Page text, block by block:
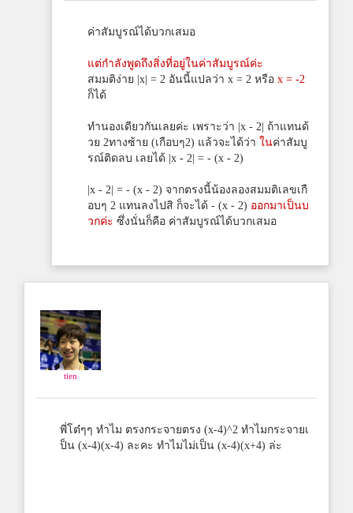
ค่าสัมบูรณ์ได้บวกเสมอ
แต่กำลังพูดถึงสิ่งที่อยู่ในค่าสัมบูรณ์ค่ะ
สมมติง่าย |x| = 2 อันนี้แปลว่า x = 2 หรือ x = -2
ก็ได้
ทำนองเดียวกันเลยค่ะ เพราะว่า |x - 2| ถ้าแทนด้
วย 2ทางซ้าย (เกือบๆ2) แล้วจะได้ว่า ในค่าสัมบู
รณ์ติดลบ เลยได้ |x - 2| = - (x - 2)
|x - 2| = - (x - 2) จากตรงนี้น้องลองสมมติเลขเกื
อบๆ 2 แทนลงไปสิ ก็จะได้ - (x - 2) ออกมาเป็นบ
วกค่ะ ซึ่งนั่นก็คือ ค่าสัมบูรณ์ได้บวกเสมอ
tien
พี่โต๋ๆๆ ทำไม ตรงกระจายตรง (x-4)^2 ทำไมกระจายเ
ป็น (x-4)(x-4) ละคะ ทำไมไม่เป็น (x-4)(x+4) ล่ะ